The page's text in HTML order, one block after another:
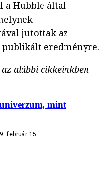
a Hubble által
jutottak az
eredményre.
alábbi cikkeinkben
mint
február 15.